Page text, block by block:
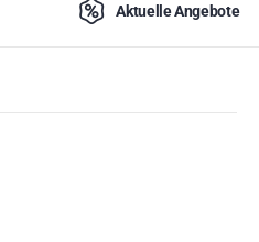
Aktuelle Angebote